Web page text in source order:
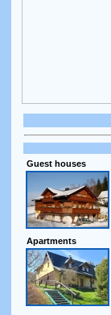
Guest houses
Apartments